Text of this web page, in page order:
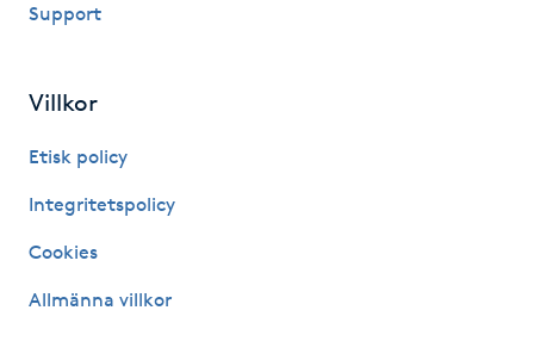
Hälsa
Hälsprickor
Support
Villkor
Etisk policy
Integritetspolicy
Cookies
Allmänna villkor